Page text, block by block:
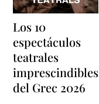
Los 10
espectáculos
teatrales
imprescindibles
del Grec 2026